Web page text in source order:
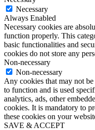
Necessary
Always Enabled
Necessary cookies are
function properly. This
basic functionalities and
cookies do not store any
Non-necessary
Non-necessary
Any cookies that may not
to function and is used
analytics, ads, other
cookies. It is mandatory to
these cookies on your
SAVE & ACCEPT